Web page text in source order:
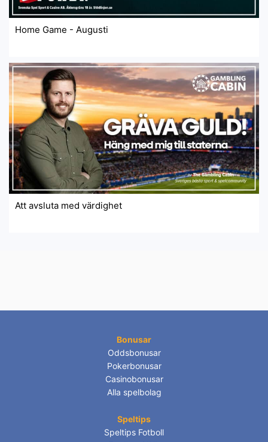
Home Game - Augusti
Att avsluta med värdighet
Bonusar
Oddsbonusar
Pokerbonusar
Casinobonusar
Alla spelbolag
Speltips
Speltips Fotboll